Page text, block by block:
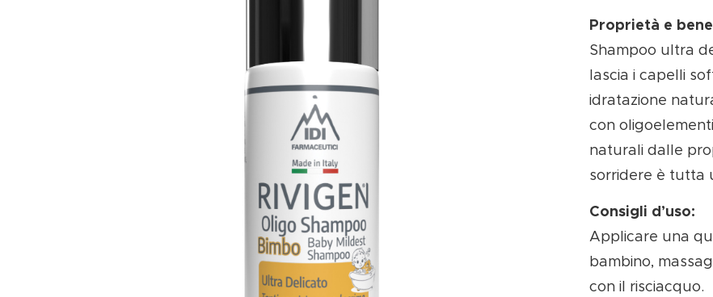
Proprietà e
Shampoo ultra
lascia i capelli
idratazione
con
naturali dalle
sorridere è tutta
Consigli d’uso:
Applicare una
bambino,
con il risciacquo.